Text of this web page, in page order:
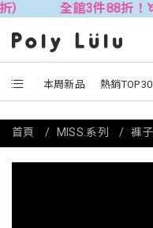
全館3件88折！🦄 滿
本周新品 熱銷TOP30
首頁 MISS.系列 褲